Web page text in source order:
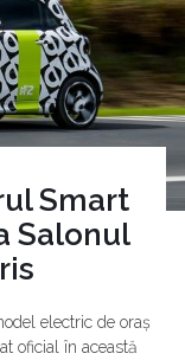
Smart
Salonul
electric de oraș
oficial în această